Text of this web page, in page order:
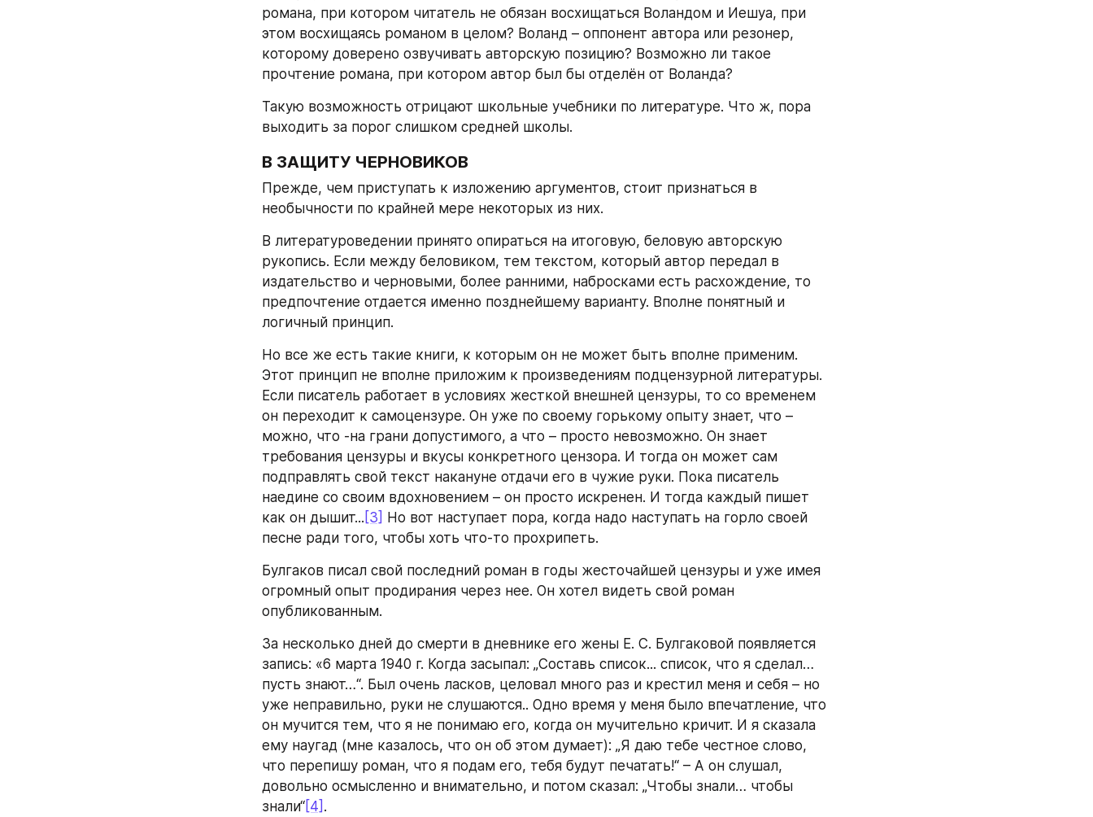
романа, при котором читатель не обязан восхищаться Воландом и Иешуа, при
этом восхищаясь романом в целом? Воланд – оппонент автора или резонер,
которому доверено озвучивать авторскую позицию? Возможно ли такое
прочтение романа, при котором автор был бы отделён от Воланда?
Такую возможность отрицают школьные учебники по литературе. Что ж, пора
выходить за порог слишком средней школы.
В ЗАЩИТУ ЧЕРНОВИКОВ
Прежде, чем приступать к изложению аргументов, стоит признаться в
необычности по крайней мере некоторых из них.
В литературоведении принято опираться на итоговую, беловую авторскую
рукопись. Если между беловиком, тем текстом, который автор передал в
издательство и черновыми, более ранними, набросками есть расхождение, то
предпочтение отдается именно позднейшему варианту. Вполне понятный и
логичный принцип.
Но все же есть такие книги, к которым он не может быть вполне применим.
Этот принцип не вполне приложим к произведениям подцензурной литературы.
Если писатель работает в условиях жесткой внешней цензуры, то со временем
он переходит к самоцензуре. Он уже по своему горькому опыту знает, что –
можно, что -на грани допустимого, а что – просто невозможно. Он знает
требования цензуры и вкусы конкретного цензора. И тогда он может сам
подправлять свой текст накануне отдачи его в чужие руки. Пока писатель
наедине со своим вдохновением – он просто искренен. И тогда каждый пишет
как он дышит... [3] Но вот наступает пора, когда надо наступать на горло своей
песне ради того, чтобы хоть что-то прохрипеть.
Булгаков писал свой последний роман в годы жесточайшей цензуры и уже имея
огромный опыт продирания через нее. Он хотел видеть свой роман
опубликованным.
За несколько дней до смерти в дневнике его жены Е. С. Булгаковой появляется
запись: «6 марта 1940 г. Когда засыпал: „Составь список... список, что я сделал…
пусть знают…“. Был очень ласков, целовал много раз и крестил меня и себя – но
уже неправильно, руки не слушаются.. Одно время у меня было впечатление, что
он мучится тем, что я не понимаю его, когда он мучительно кричит. И я сказала
ему наугад (мне казалось, что он об этом думает): „Я даю тебе честное слово,
что перепишу роман, что я подам его, тебя будут печатать!“ – А он слушал,
довольно осмысленно и внимательно, и потом сказал: „Чтобы знали… чтобы
знали“[4] .